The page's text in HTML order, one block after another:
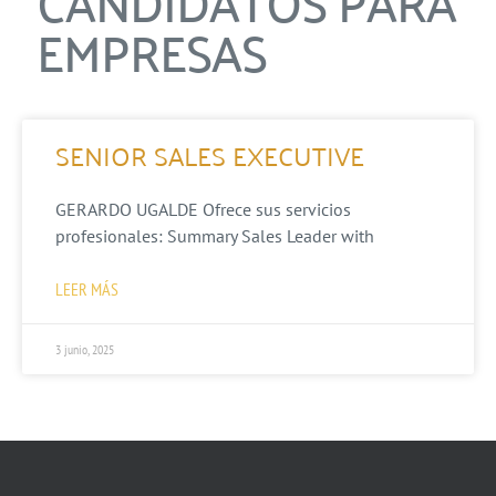
EMPRESAS
SENIOR SALES EXECUTIVE
GERARDO UGALDE Ofrece sus servicios
profesionales: Summary Sales Leader with
LEER MÁS
3 junio, 2025